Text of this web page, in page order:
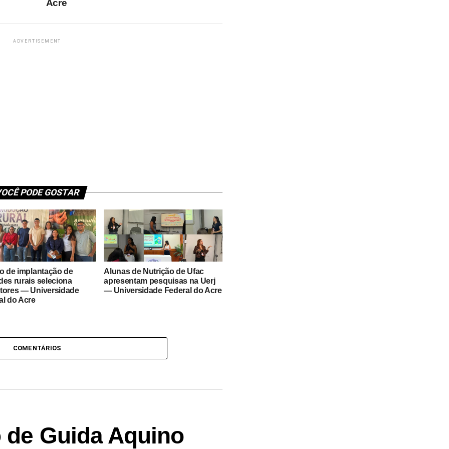
Acre
ADVERTISEMENT
PODE GOSTAR
de implantação de
rurais seleciona
— Universidade
do Acre
Alunas de Nutrição de Ufac
apresentam pesquisas na Uerj
— Universidade Federal do Acre
COMENTÁRIOS
Guida Aquino